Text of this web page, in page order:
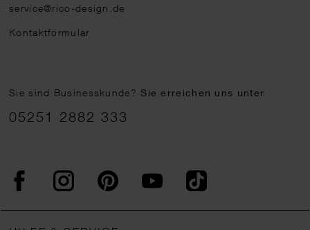
service@rico-design.de
Kontaktformular
Sie sind Businesskunde?Sie erreichen uns unter
05251 2882 333
FacebookInstagram PinterestYouTubeTikTok